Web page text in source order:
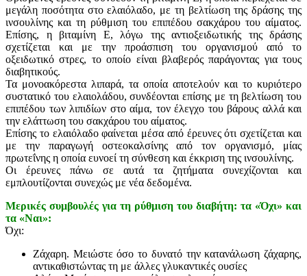
μεγάλη ποσότητα στο ελαιόλαδο, με τη βελτίωση της δράσης της
ινσουλίνης και τη ρύθμιση του επιπέδου σακχάρου του αίματος.
Επίσης, η βιταμίνη Ε, λόγω της αντιοξειδωτικής της δράσης
σχετίζεται και με την προάσπιση του οργανισμού από το
οξειδωτικό στρες, το οποίο είναι βλαβερός παράγοντας για τους
διαβητικούς.
Τα μονοακόρεστα λιπαρά, τα οποία αποτελούν και το κυριότερο
συστατικό του ελαιολάδου, συνδέονται επίσης με τη βελτίωση του
επιπέδου των λιπιδίων στο αίμα, τον έλεγχο του βάρους αλλά και
την ελάττωση του σακχάρου του αίματος.
Επίσης το ελαιόλαδο φαίνεται μέσα από έρευνες ότι σχετίζεται και
με την παραγωγή οστεοκαλσίνης από τον οργανισμό, μίας
πρωτεΐνης η οποία ευνοεί τη σύνθεση και έκκριση της ινσουλίνης.
Οι έρευνες πάνω σε αυτά τα ζητήματα συνεχίζονται και
εμπλουτίζονται συνεχώς με νέα δεδομένα.
Μερικές συμβουλές για τη ρύθμιση του διαβήτη: τα «Όχι» και
τα «Ναι»:
Όχι:
Ζάχαρη. Μειώστε όσο το δυνατό την κατανάλωση ζάχαρης,
αντικαθιστώντας τη με άλλες γλυκαντικές ουσίες